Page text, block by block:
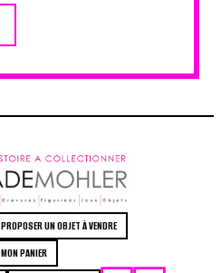
PROPOSER UN OBJET À VENDRE
MON PANIER